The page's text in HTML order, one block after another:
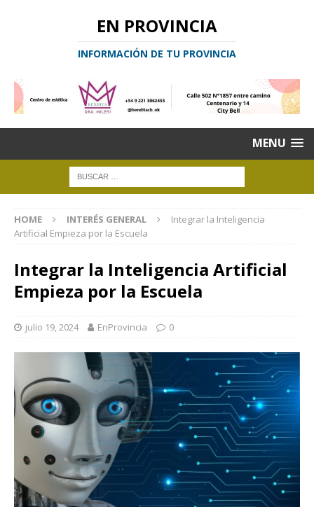
EN PROVINCIA
INFORMACIÓN DE TU PROVINCIA
MENU
HOME INTERÉS GENERAL
Integrar la Inteligencia
Artificial Empieza por la Escuela
Integrar la Inteligencia Artificial
Empieza por la Escuela
julio 19, 2024 EnProvincia 0